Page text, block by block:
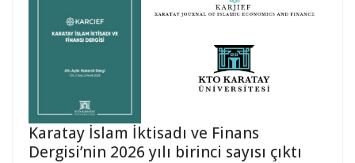
Karatay İslam İktisadı ve Finans
Dergisi’nin 2026 yılı birinci sayısı çıktı